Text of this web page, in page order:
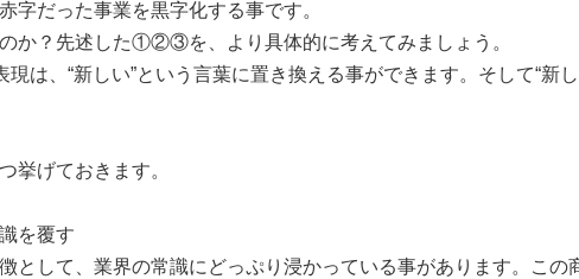
字だった事業を黒字化する事です。
か？先述した①②③を、より具体的に考えてみましょう。
現は、“新しい”という言葉に置き換える事ができます。そして“新
挙げておきます。
を覆す
として、業界の常識にどっぷり浸かっている事があります。こ